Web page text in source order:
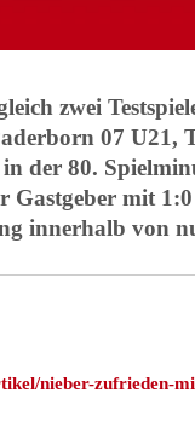
zwei
07 U21,
der 80.
Gastgeber mit
innerhalb von
nieber-zufrieden-